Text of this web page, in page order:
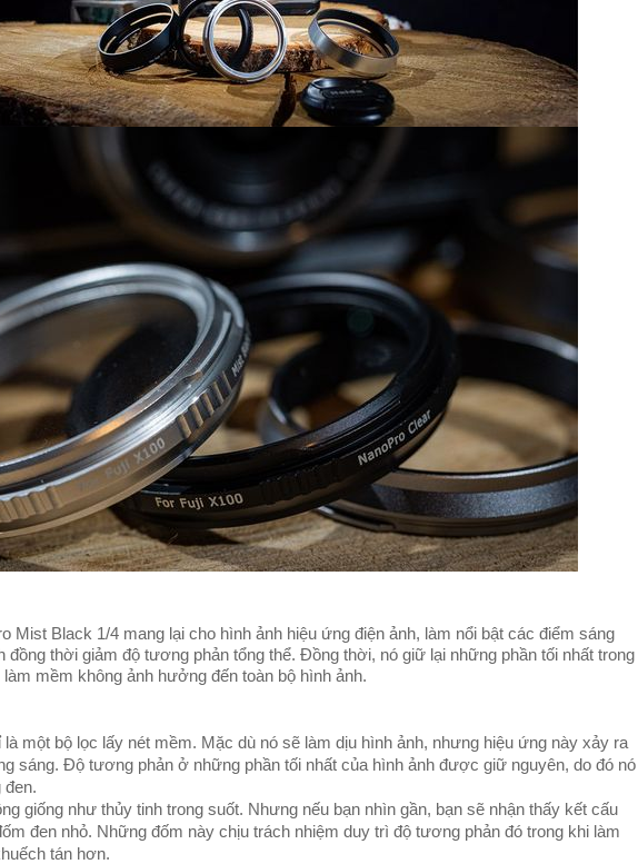
Mist Black 1/4 mang lại cho hình ảnh hiệu ứng điện ảnh, làm nổi bật các điểm sáng
đồng thời giảm độ tương phản tổng thể. Đồng thời, nó giữ lại những phần tối nhất trong
mềm không ảnh hưởng đến toàn bộ hình ảnh.
là một bộ lọc lấy nét mềm. Mặc dù nó sẽ làm dịu hình ảnh, nhưng hiệu ứng này xảy ra
sáng. Độ tương phản ở những phần tối nhất của hình ảnh được giữ nguyên, do đó nó
giống như thủy tinh trong suốt. Nhưng nếu bạn nhìn gần, bạn sẽ nhận thấy kết cấu
đen nhỏ. Những đốm này chịu trách nhiệm duy trì độ tương phản đó trong khi làm
tán hơn.